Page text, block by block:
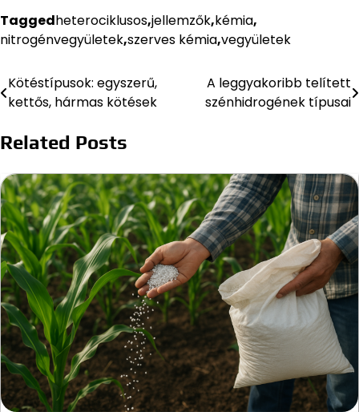
Taggedheterociklusos,jellemzők,kémia,
nitrogénvegyületek,szerves kémia,vegyületek
Bejegyzés
Kötéstípusok: egyszerű,
kettős, hármas kötések
A leggyakoribb telített
szénhidrogének típusai
Related Posts